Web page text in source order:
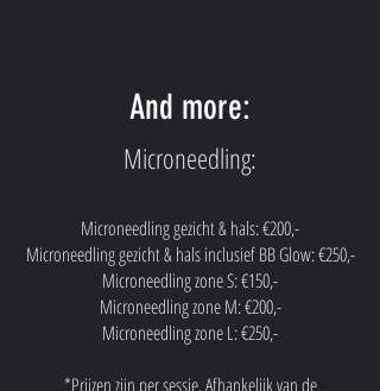
And more:
Microneedling:
Microneedling gezicht & hals: €200,-
Microneedling gezicht & hals inclusief BB Glow: €250,-
Microneedling zone S: €150,-
Microneedling zone M: €200,-
Microneedling zone L: €250,-
*Prijzen zijn per sessie. Afhankelijk van de